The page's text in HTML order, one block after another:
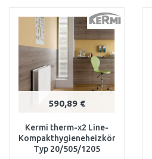
Vergleichen
590,89 €
Kermi therm-x2 Line-
Kompakthygieneheizkörper
Typ 20/505/1205